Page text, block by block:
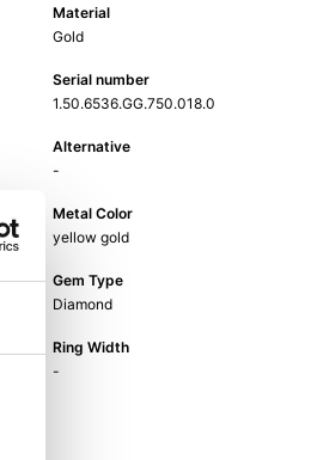
Material
Gold
Serial number
1.50.6536.GG.750.018.0
Alternative
-
Metal Color
yellow gold
Gem Type
Diamond
Ring Width
-